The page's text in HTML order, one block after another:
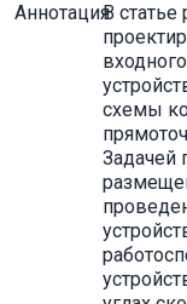
АннотацияВ статье
схемы
Задачей